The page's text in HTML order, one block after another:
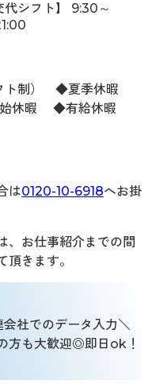
代シフト】 9:30～
ト制） ◆夏季休暇
休暇 ◆有給休暇
は0120-10-6918へお掛
、お仕事紹介までの間
きます。
会社でのデータ入力＼
方も大歓迎◎即日ok！